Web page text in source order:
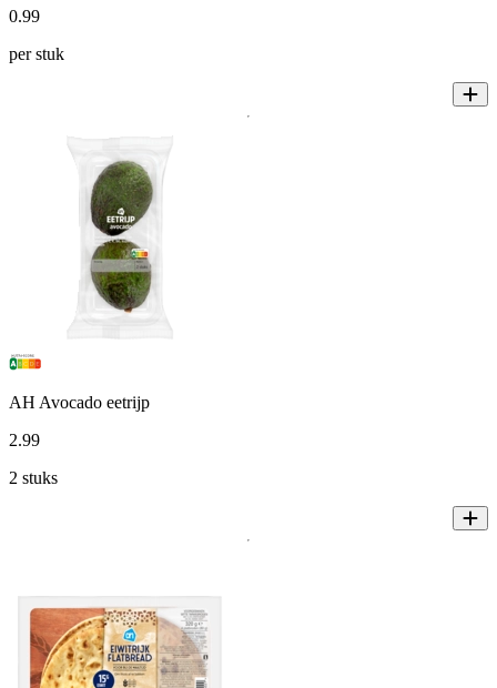
0.99
per stuk
AH Avocado eetrijp
2.99
2 stuks